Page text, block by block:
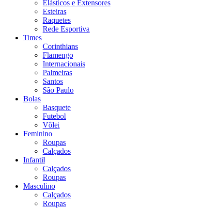
Elásticos e Extensores
Esteiras
Raquetes
Rede Esportiva
Times
Corinthians
Flamengo
Internacionais
Palmeiras
Santos
São Paulo
Bolas
Basquete
Futebol
Vôlei
Feminino
Roupas
Calçados
Infantil
Calçados
Roupas
Masculino
Calçados
Roupas